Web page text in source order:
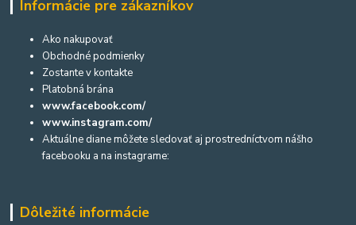
Informácie pre zákazníkov
Ako nakupovať
Obchodné podmienky
Zostante v kontakte
Platobná brána
www.facebook.com/
www.instagram.com/
Aktuálne diane môžete sledovať aj prostredníctvom nášho
facebooku a na instagrame:
Dôležité informácie